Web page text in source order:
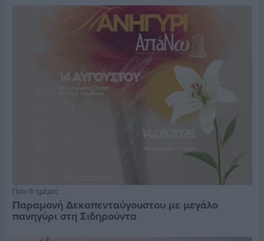
Πριν 6 ημέρες
Παραμονή Δεκαπενταύγουστου με μεγάλο
πανηγύρι στη Σιδηρούντα